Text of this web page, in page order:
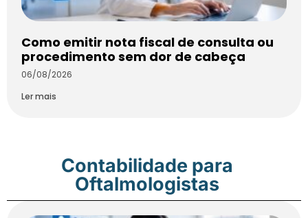
Como emitir nota fiscal de consulta ou
procedimento sem dor de cabeça
06/08/2026
Ler mais
Contabilidade para
Oftalmologistas